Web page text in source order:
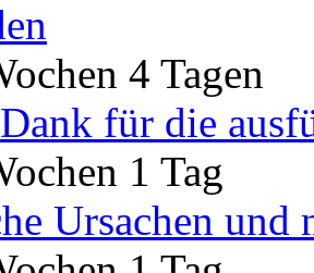
4 Tagen
für die
1 Tag
Ursachen und